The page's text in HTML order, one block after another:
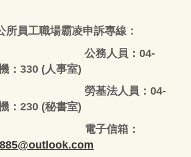
所員工職場霸凌申訴專線：
人員：04-
：330 (人事室)
人員：04-
：230 (秘書室)
信箱：